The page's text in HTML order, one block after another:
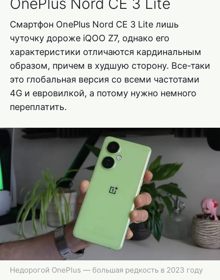
OnePlus Nord CE 3 Lite
Смартфон OnePlus Nord CE 3 Lite лишь
чуточку дороже iQOO Z7, однако его
характеристики отличаются кардинальным
образом, причем в худшую сторону. Все-таки
это глобальная версия со всеми частотами
4G и евровилкой, а потому нужно немного
переплатить.
Недорогой OnePlus — большая редкость в 2023 году